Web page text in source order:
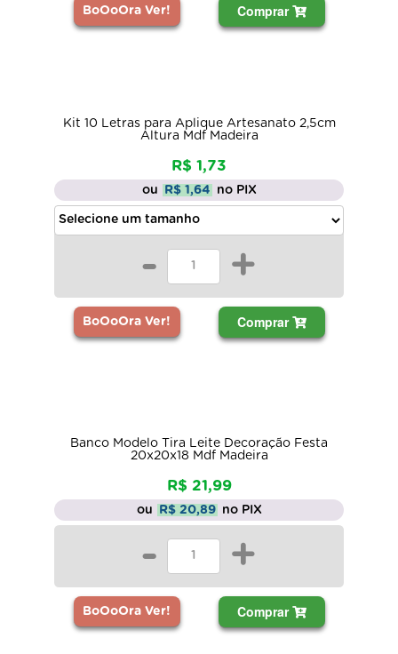
BoOoOra Ver! Comprar
Kit 10 Letras para Aplique Artesanato 2,5cm
Altura Mdf Madeira
R$ 1,73
ou R$ 1,64 no PIX
- +
BoOoOra Ver! Comprar
Banco Modelo Tira Leite Decoração Festa
20x20x18 Mdf Madeira
R$ 21,99
ou R$ 20,89 no PIX
- +
BoOoOra Ver! Comprar